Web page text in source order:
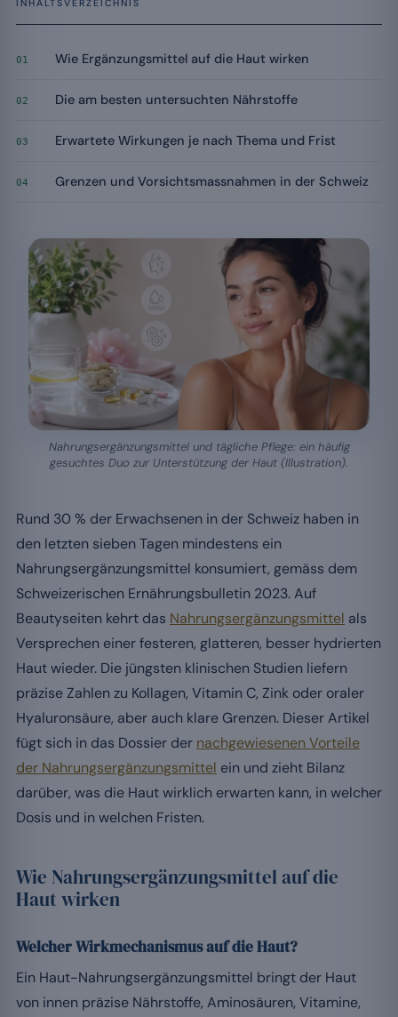
INHALTSVERZEICHNIS
01 Wie Ergänzungsmittel auf die Haut wirken
02 Die am besten untersuchten Nährstoffe
03 Erwartete Wirkungen je nach Thema und Frist
04 Grenzen und Vorsichtsmassnahmen in der Schweiz
Nahrungsergänzungsmittel und tägliche Pflege: ein häufig
gesuchtes Duo zur Unterstützung der Haut (Illustration).
Rund 30 % der Erwachsenen in der Schweiz haben in
den letzten sieben Tagen mindestens ein
Nahrungsergänzungsmittel konsumiert, gemäss dem
Schweizerischen Ernährungsbulletin 2023. Auf
Beautyseiten kehrt das Nahrungsergänzungsmittel als
Versprechen einer festeren, glatteren, besser hydrierten
Haut wieder. Die jüngsten klinischen Studien liefern
präzise Zahlen zu Kollagen, Vitamin C, Zink oder oraler
Hyaluronsäure, aber auch klare Grenzen. Dieser Artikel
fügt sich in das Dossier der nachgewiesenen Vorteile
der Nahrungsergänzungsmittel ein und zieht Bilanz
darüber, was die Haut wirklich erwarten kann, in welcher
Dosis und in welchen Fristen.
Wie Nahrungsergänzungsmittel auf die
Haut wirken
Welcher Wirkmechanismus auf die Haut?
Ein Haut-Nahrungsergänzungsmittel bringt der Haut
von innen präzise Nährstoffe, Aminosäuren, Vitamine,